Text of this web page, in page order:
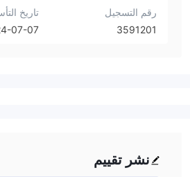
رقم التسجيل
3591201
تاريخ
07-07
نشر تقييم